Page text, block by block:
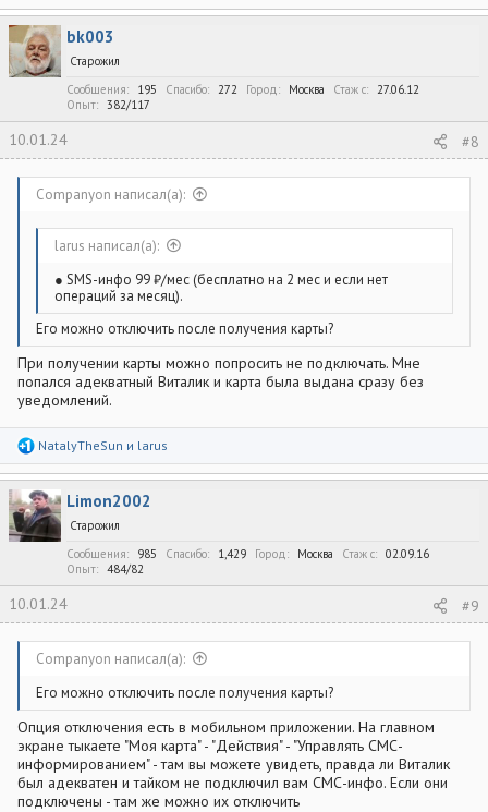
а
к
ц
и
и
bk003
Старожил
Сообщения
195 Спасибо 272 Город Москва Стаж c
27.06.12
Опыт
382/117
10.01.24 #8
Companyon написал(а):
larus написал(а):
● SMS-инфо 99 ₽/мес (бесплатно на 2 мес и если нет
операций за месяц).
Его можно отключить после получения карты?
При получении карты можно попросить не подключать. Мне
попался адекватный Виталик и карта была выдана сразу без
уведомлений.
Р
а
к
ц
и
и
NatalyTheSun и larus
Limon2002
Старожил
Сообщения
985 Спасибо 1,429 Город Москва Стаж c
02.09.16
Опыт
484/82
10.01.24 #9
Companyon написал(а):
Его можно отключить после получения карты?
Опция отключения есть в мобильном приложении. На главном
экране тыкаете "Моя карта" - "Действия" - "Управлять СМС-
информированием" - там вы можете увидеть, правда ли Виталик
был адекватен и тайком не подключил вам СМС-инфо. Если они
подключены - там же можно их отключить